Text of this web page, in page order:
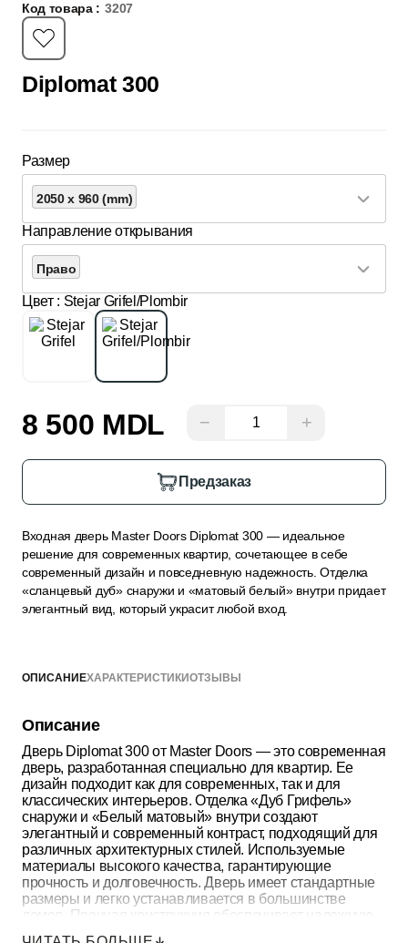
Код товара : 3207
Diplomat 300
Размер
2050 x 960 (mm)
Направление открывания
Право
Цвет : Stejar Grifel/Plombir
8 500 MDL − +
Предзаказ
Входная дверь Master Doors Diplomat 300 — идеальное
решение для современных квартир, сочетающее в себе
современный дизайн и повседневную надежность. Отделка
«сланцевый дуб» снаружи и «матовый белый» внутри придает
элегантный вид, который украсит любой вход.
ОПИСАНИЕХАРАКТЕРИСТИКИОТЗЫВЫ
Описание
Дверь Diplomat 300 от Master Doors — это современная
дверь, разработанная специально для квартир. Ее
дизайн подходит как для современных, так и для
классических интерьеров. Отделка «Дуб Грифель»
снаружи и «Белый матовый» внутри создают
элегантный и современный контраст, подходящий для
различных архитектурных стилей. Используемые
материалы высокого качества, гарантирующие
прочность и долговечность. Дверь имеет стандартные
размеры и легко устанавливается в большинстве
домов. Прочная конструкция обеспечивает надежную